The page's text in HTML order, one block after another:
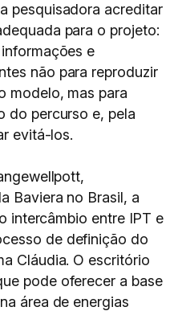
pesquisadora acreditar
para o projeto:
e
não para reproduzir
modelo, mas para
do percurso e, pela
evitá-los.
Baviera no Brasil, a
intercâmbio entre IPT e
de definição do
Cláudia. O escritório
pode oferecer a base
área de energias